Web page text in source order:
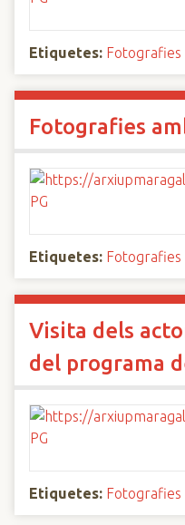
Etiquetes: Fotografies
Fotografies
Etiquetes: Fotografies
Visita dels
del programa
Etiquetes: Fotografies